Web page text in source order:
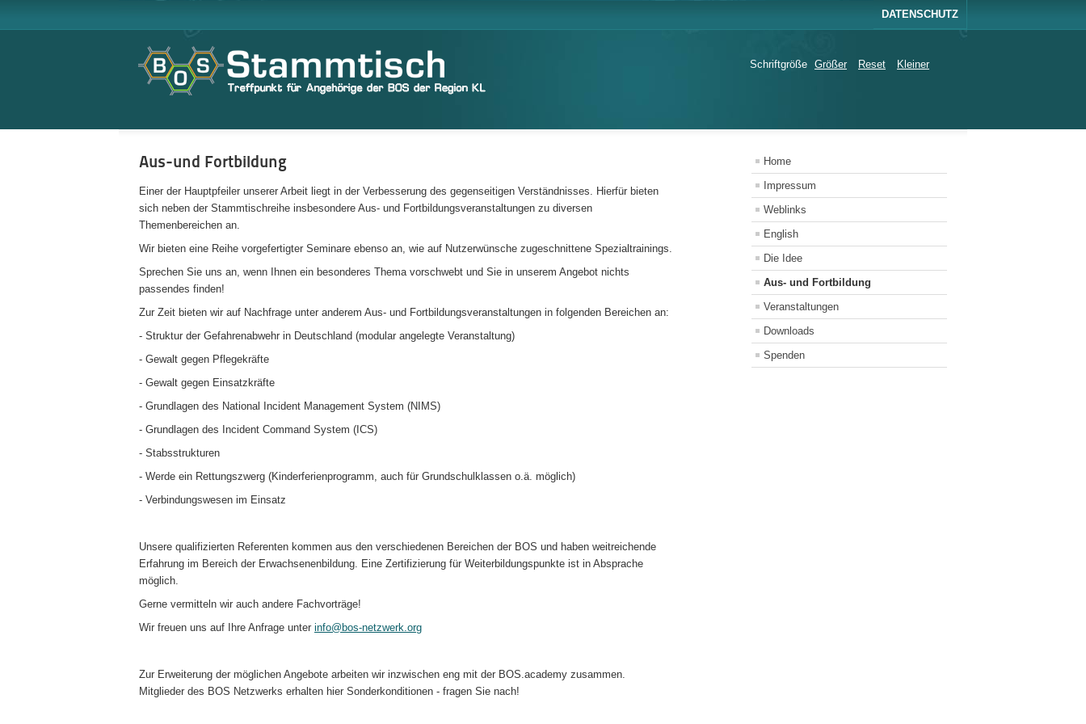
DATENSCHUTZ
Schriftgröße Größer Reset Kleiner
Aus-und Fortbildung
Einer der Hauptpfeiler unserer Arbeit liegt in der Verbesserung des gegenseitigen Verständnisses. Hierfür bieten
sich neben der Stammtischreihe insbesondere Aus- und Fortbildungsveranstaltungen zu diversen
Themenbereichen an.
Wir bieten eine Reihe vorgefertigter Seminare ebenso an, wie auf Nutzerwünsche zugeschnittene Spezialtrainings.
Sprechen Sie uns an, wenn Ihnen ein besonderes Thema vorschwebt und Sie in unserem Angebot nichts
passendes finden!
Zur Zeit bieten wir auf Nachfrage unter anderem Aus- und Fortbildungsveranstaltungen in folgenden Bereichen an:
- Struktur der Gefahrenabwehr in Deutschland (modular angelegte Veranstaltung)
- Gewalt gegen Pflegekräfte
- Gewalt gegen Einsatzkräfte
- Grundlagen des National Incident Management System (NIMS)
- Grundlagen des Incident Command System (ICS)
- Stabsstrukturen
- Werde ein Rettungszwerg (Kinderferienprogramm, auch für Grundschulklassen o.ä. möglich)
- Verbindungswesen im Einsatz
Unsere qualifizierten Referenten kommen aus den verschiedenen Bereichen der BOS und haben weitreichende
Erfahrung im Bereich der Erwachsenenbildung. Eine Zertifizierung für Weiterbildungspunkte ist in Absprache
möglich.
Gerne vermitteln wir auch andere Fachvorträge!
Wir freuen uns auf Ihre Anfrage unter info@bos-netzwerk.org
Zur Erweiterung der möglichen Angebote arbeiten wir inzwischen eng mit der BOS.academy zusammen.
Mitglieder des BOS Netzwerks erhalten hier Sonderkonditionen - fragen Sie nach!
Home
Impressum
Weblinks
English
Die Idee
Aus- und Fortbildung
Veranstaltungen
Downloads
Spenden